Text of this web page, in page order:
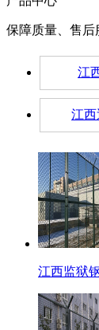
保障质量、售后
江
江西
江西监狱